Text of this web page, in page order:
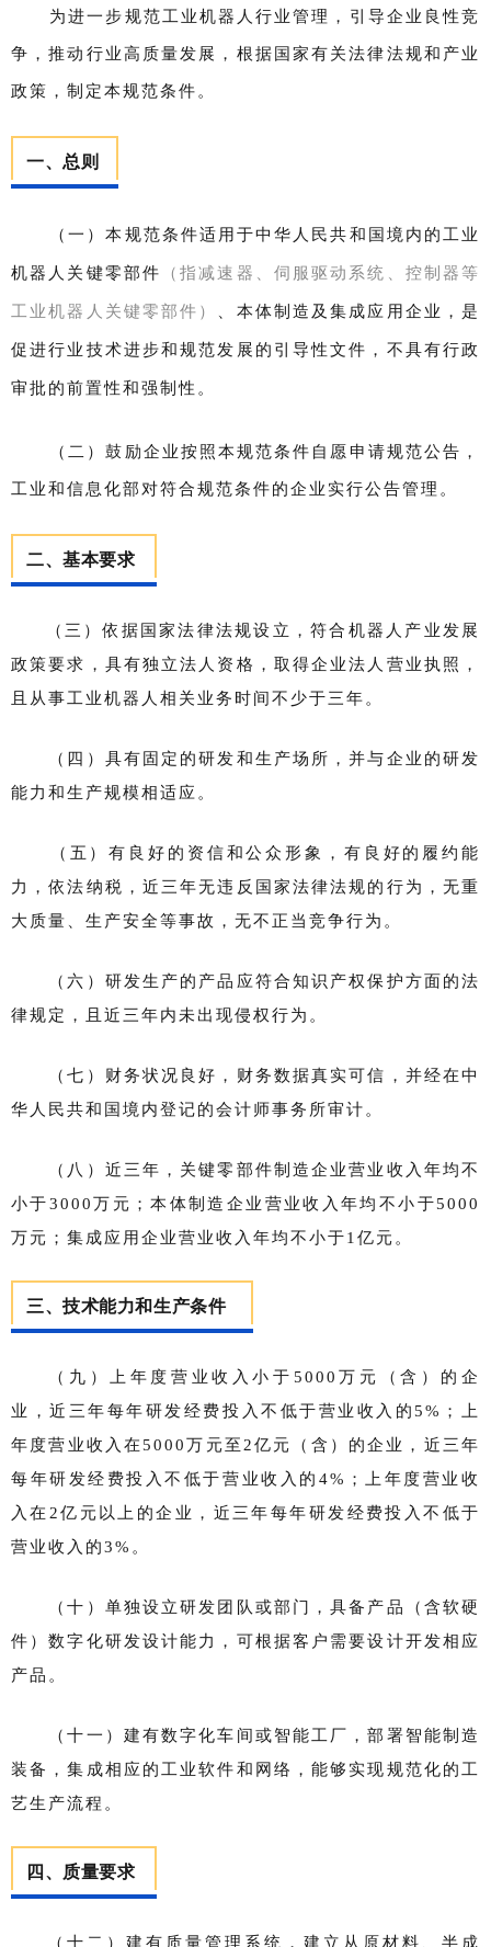
为进一步规范工业机器人行业管理，引导企业良性竞
争，推动行业高质量发展，根据国家有关法律法规和产业
政策，制定本规范条件。
一、总则
（一）本规范条件适用于中华人民共和国境内的工业
机器人关键零部件 （指减速器、伺服驱动系统、控制器等
工业机器人关键零部件 ） 、本体制造及集成应用企业，是
促进行业技术进步和规范发展的引导性文件，不具有行政
审批的前置性和强制性。
（二）鼓励企业按照本规范条件自愿申请规范公告，
工业和信息化部对符合规范条件的企业实行公告管理。
二、基本要求
（三）依据国家法律法规设立，符合机器人产业发展
政策要求，具有独立法人资格，取得企业法人营业执照，
且从事工业机器人相关业务时间不少于三年。
（四）具有固定的研发和生产场所，并与企业的研发
能力和生产规模相适应。
（五）有良好的资信和公众形象，有良好的履约能
力，依法纳税，近三年无违反国家法律法规的行为，无重
大质量、生产安全等事故，无不正当竞争行为。
（六）研发生产的产品应符合知识产权保护方面的法
律规定，且近三年内未出现侵权行为。
（七）财务状况良好，财务数据真实可信，并经在中
华人民共和国境内登记的会计师事务所审计。
（八）近三年，关键零部件制造企业营业收入年均不
小于3000万元；本体制造企业营业收入年均不小于5000
万元；集成应用企业营业收入年均不小于1亿元。
三、技术能力和生产条件
（九）上年度营业收入小于5000万元（含）的企
业，近三年每年研发经费投入不低于营业收入的5%；上
年度营业收入在5000万元至2亿元（含）的企业，近三年
每年研发经费投入不低于营业收入的4%；上年度营业收
入在2亿元以上的企业，近三年每年研发经费投入不低于
营业收入的3%。
（十）单独设立研发团队或部门，具备产品（含软硬
件）数字化研发设计能力，可根据客户需要设计开发相应
产品。
（十一）建有数字化车间或智能工厂，部署智能制造
装备，集成相应的工业软件和网络，能够实现规范化的工
艺生产流程。
四、质量要求
（十二）建有质量管理系统，建立从原材料、半成